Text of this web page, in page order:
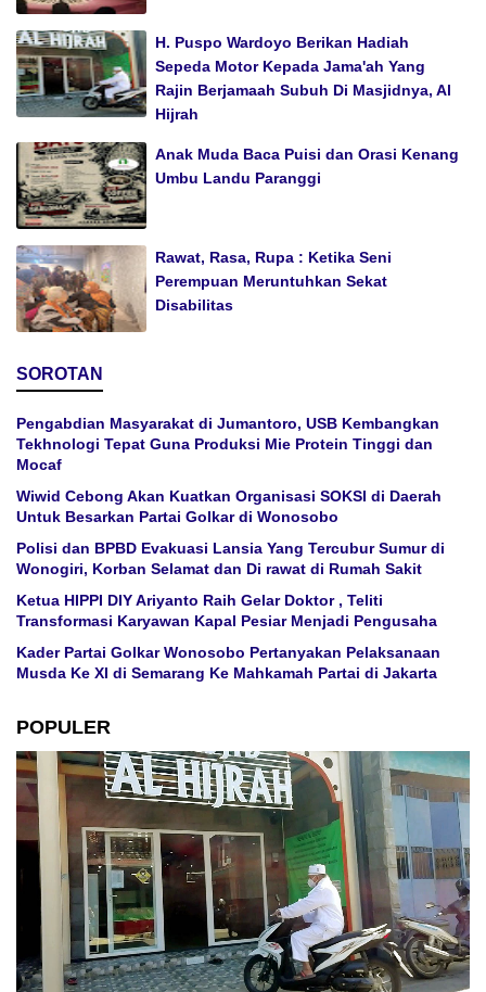
H. Puspo Wardoyo Berikan Hadiah
Sepeda Motor Kepada Jama'ah Yang
Rajin Berjamaah Subuh Di Masjidnya, Al
Hijrah
Anak Muda Baca Puisi dan Orasi Kenang
Umbu Landu Paranggi
Rawat, Rasa, Rupa : Ketika Seni
Perempuan Meruntuhkan Sekat
Disabilitas
SOROTAN
Pengabdian Masyarakat di Jumantoro, USB Kembangkan
Tekhnologi Tepat Guna Produksi Mie Protein Tinggi dan
Mocaf
Wiwid Cebong Akan Kuatkan Organisasi SOKSI di Daerah
Untuk Besarkan Partai Golkar di Wonosobo
Polisi dan BPBD Evakuasi Lansia Yang Tercubur Sumur di
Wonogiri, Korban Selamat dan Di rawat di Rumah Sakit
Ketua HIPPI DIY Ariyanto Raih Gelar Doktor , Teliti
Transformasi Karyawan Kapal Pesiar Menjadi Pengusaha
Kader Partai Golkar Wonosobo Pertanyakan Pelaksanaan
Musda Ke XI di Semarang Ke Mahkamah Partai di Jakarta
POPULER